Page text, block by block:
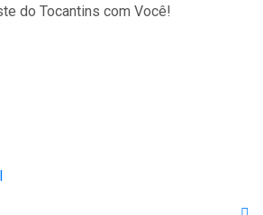
do Tocantins com Você!